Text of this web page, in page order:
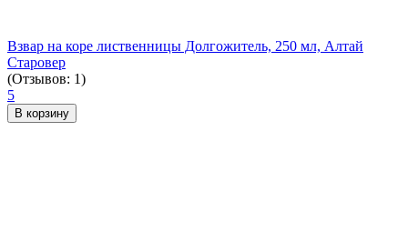
Взвар на коре лиственницы Долгожитель, 250 мл, Алтай
Старовер
(Отзывов: 1)
5
В корзину